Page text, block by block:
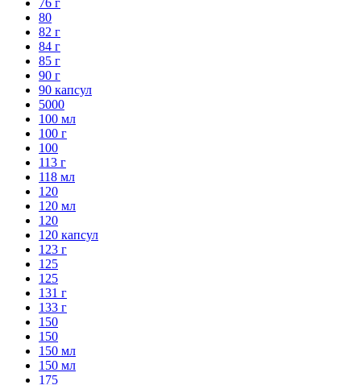
76 г
80
82 г
84 г
85 г
90 г
90 капсул
5000
100 мл
100 г
100
113 г
118 мл
120
120 мл
120
120 капсул
123 г
125
125
131 г
133 г
150
150
150 мл
150 мл
175